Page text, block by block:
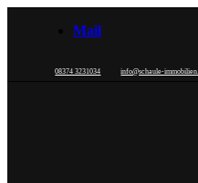
Mail
08374 3231034 info@schaule-